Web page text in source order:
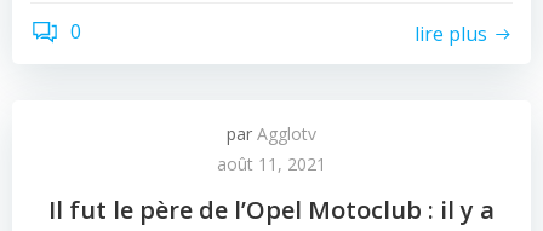
0 lire plus
par Agglotv
août 11, 2021
Il fut le père de l’Opel Motoclub : il y a